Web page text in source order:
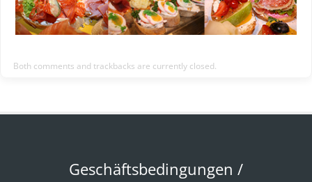
Both comments and trackbacks are currently closed.
Geschäftsbedingungen /